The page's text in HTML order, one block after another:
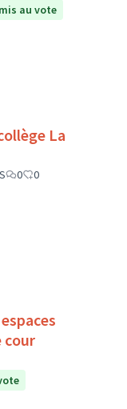
au vote
La
0
0
cour